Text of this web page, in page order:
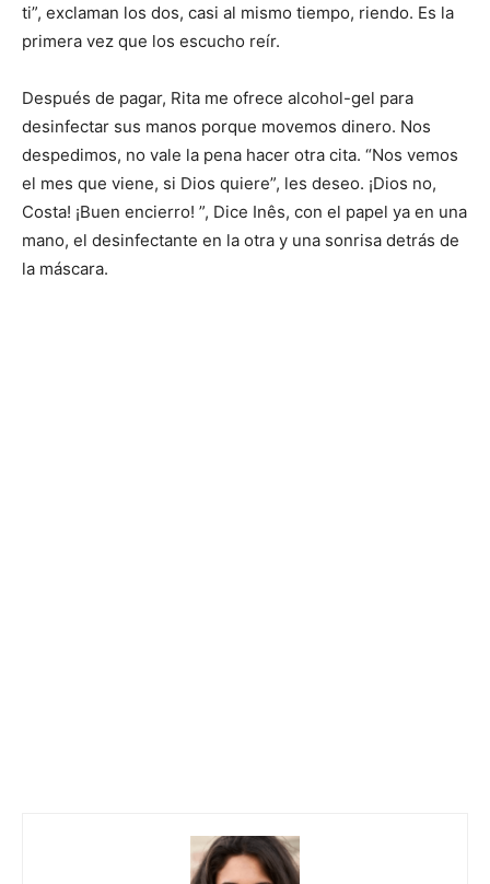
ti”, exclaman los dos, casi al mismo tiempo, riendo. Es la
primera vez que los escucho reír.
Después de pagar, Rita me ofrece alcohol-gel para
desinfectar sus manos porque movemos dinero. Nos
despedimos, no vale la pena hacer otra cita. “Nos vemos
el mes que viene, si Dios quiere”, les deseo. ¡Dios no,
Costa! ¡Buen encierro! ”, Dice Inês, con el papel ya en una
mano, el desinfectante en la otra y una sonrisa detrás de
la máscara.